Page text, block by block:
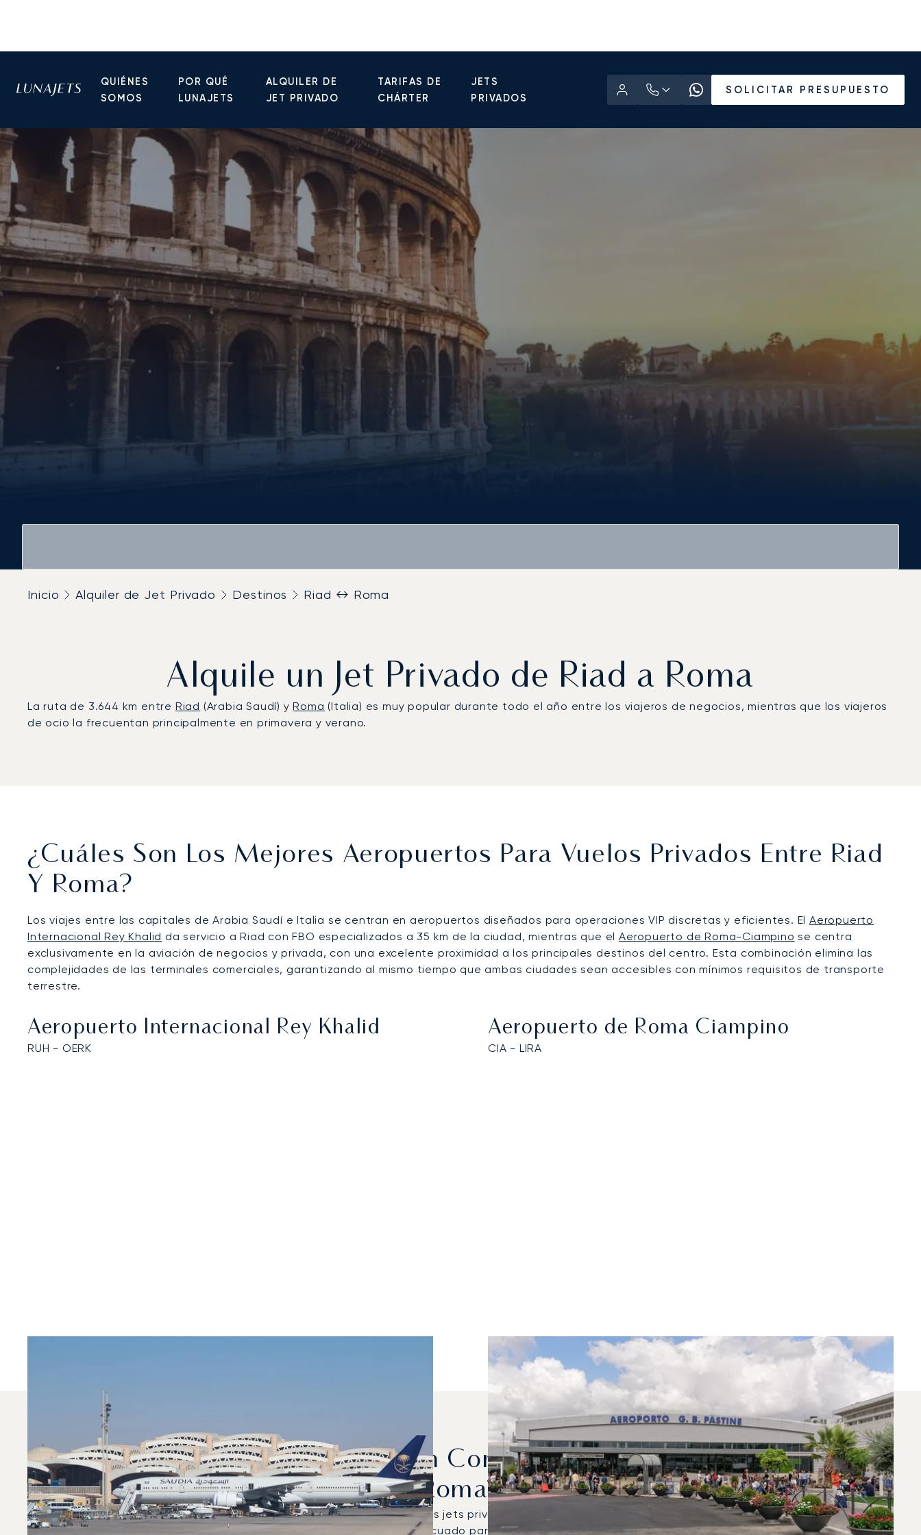
QUIÉNES
SOMOS
POR QUÉ
LUNAJETS
ALQUILER DE
JET PRIVADO
TARIFAS DE
CHÁRTER
JETS
PRIVADOS
SOLICITAR PRESUPUESTO
Inicio Alquiler de Jet Privado Destinos Riad ↔ Roma
Alquile un Jet Privado de Riad a Roma
La ruta de 3.644 km entre Riad (Arabia Saudí) yRoma (Italia) es muy popular durante todo el año entre los viajeros de negocios, mientras que los viajeros
de ocio la frecuentan principalmente en primavera y verano.
¿Cuáles Son Los Mejores Aeropuertos Para Vuelos Privados Entre Riad
Y Roma?
Los viajes entre las capitales de Arabia Saudí e Italia se centran en aeropuertos diseñados para operaciones VIP discretas y eficientes. El Aeropuerto
Internacional Rey Khalid da servicio a Riad con FBO especializados a 35 km de la ciudad, mientras que elAeropuerto de Roma-Ciampino se centra
exclusivamente en la aviación de negocios y privada, con una excelente proximidad a los principales destinos del centro. Esta combinación elimina las
complejidades de las terminales comerciales, garantizando al mismo tiempo que ambas ciudades sean accesibles con mínimos requisitos de transporte
terrestre.
Aeropuerto Internacional Rey Khalid
RUH - OERK
Aeropuerto de Roma Ciampino
CIA - LIRA
¿Qué Jets Privados Se Alquilan Con Más Frecuencia Entre Riad Y
Roma?
En 2025, el Phenom 300, el Citation Sovereign y el Global 5000 fueron los jets privados más utilizados para vuelos entre Roma y Riad. Un asesor
dedicado de aviación privada puede ayudarle a elegir el avión más adecuado para sus necesidades de viaje específicas.